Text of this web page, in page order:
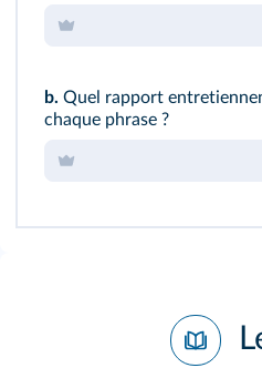
b. Quel rapport
chaque phrase ?